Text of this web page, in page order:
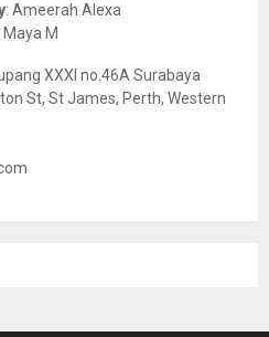
: Ameerah Alexa
Maya M
XXXI no.46A Surabaya
St, St James, Perth, Western